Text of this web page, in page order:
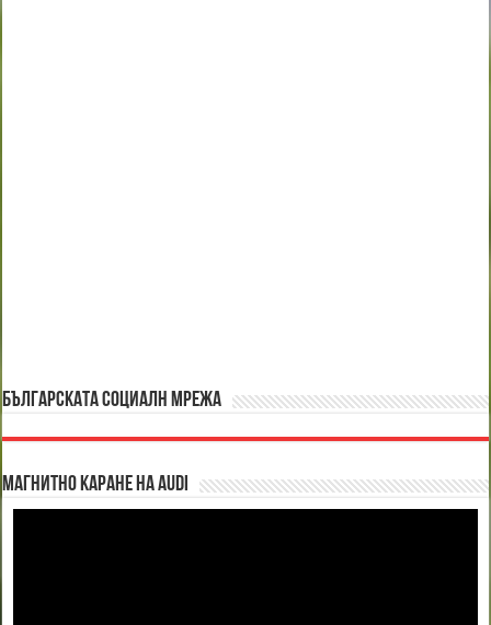
БЪЛГАРСКАТА СОЦИАЛН МРЕЖА
Магнитно каране на Audi